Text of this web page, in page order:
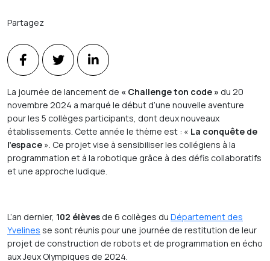
Partagez
La journée de lancement de « Challenge ton code » du 20
novembre 2024 a marqué le début d’une nouvelle aventure
pour les 5 collèges participants, dont deux nouveaux
établissements. Cette année le thème est : « La conquête de
l’espace ». Ce projet vise à sensibiliser les collégiens à la
programmation et à la robotique grâce à des défis collaboratifs
et une approche ludique.
L’an dernier, 102 élèves de 6 collèges du Département des
Yvelines se sont réunis pour une journée de restitution de leur
projet de construction de robots et de programmation en écho
aux Jeux Olympiques de 2024.